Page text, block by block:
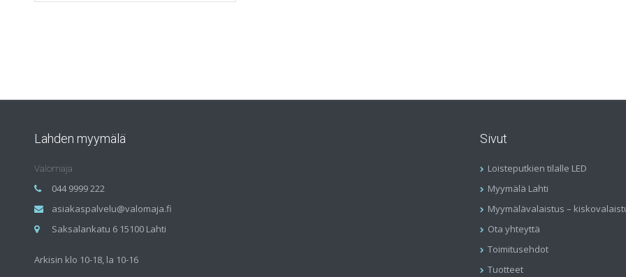
Lahden myymälä
Valomaja
044 9999 222
asiakaspalvelu@valomaja.fi
Saksalankatu 6 15100 Lahti
Arkisin klo 10-18, la 10-16
Sivut
Loisteputkien tilalle LED
Myymälä Lahti
Myymälävalaistus –
Ota yhteyttä
Toimitusehdot
Tuotteet